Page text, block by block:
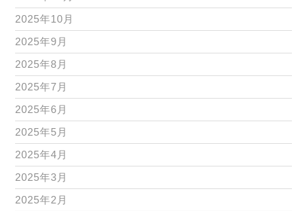
2025年10月
2025年9月
2025年8月
2025年7月
2025年6月
2025年5月
2025年4月
2025年3月
2025年2月